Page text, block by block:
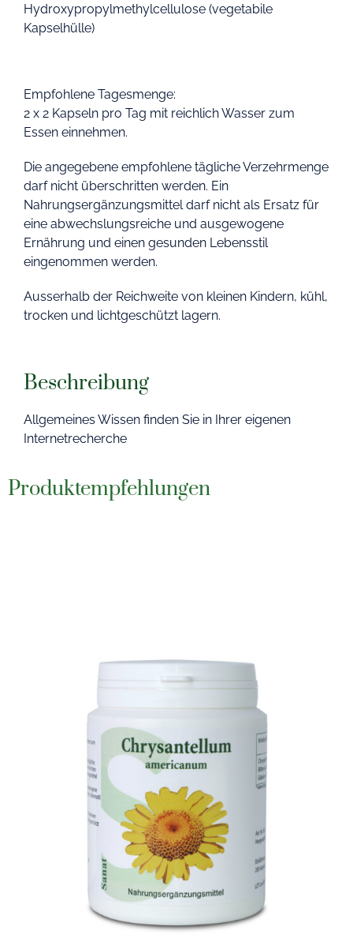
Hydroxypropylmethylcellulose (vegetabile
Kapselhülle)
Empfohlene Tagesmenge:
2 x 2 Kapseln pro Tag mit reichlich Wasser zum
Essen einnehmen.
Die angegebene empfohlene tägliche Verzehrmenge
darf nicht überschritten werden. Ein
Nahrungsergänzungsmittel darf nicht als Ersatz für
eine abwechslungsreiche und ausgewogene
Ernährung und einen gesunden Lebensstil
eingenommen werden.
Ausserhalb der Reichweite von kleinen Kindern, kühl,
trocken und lichtgeschützt lagern.
Beschreibung
Allgemeines Wissen finden Sie in Ihrer eigenen
Internetrecherche
Produktempfehlungen